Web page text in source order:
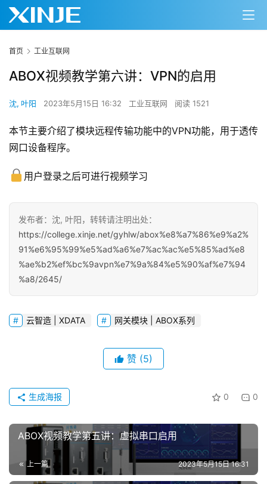
首
络
课
首页 工业互联网
ABOX视频教学第六讲：VPN的启用
沈, 叶阳 2023年5月15日 16:32 工业互联网 阅读 1521
本节主要介绍了模块远程传输功能中的VPN功能，用于透传
网口设备程序。
用户登录之后可进行视频学习
发布者：沈, 叶阳，转转请注明出处：
https://college.xinje.net/gyhlw/abox%e8%a7%86%e9%a2%
91%e6%95%99%e5%ad%a6%e7%ac%ac%e5%85%ad%e8
%ae%b2%ef%bc%9avpn%e7%9a%84%e5%90%af%e7%94
%a8/2645/
云智造 | XDATA 网关模块 | ABOX系列
赞 (5)
0 0
生成海报
ABOX视频教学第五讲：虚拟串口启用
上一篇 2023年5月15日 16:31